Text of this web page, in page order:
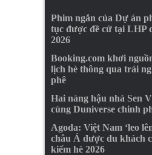
Phim ngắn của Dự án
tục được đề cử tại LHP
2026
Booking.com khơi
lịch hè thông qua trải
phê
Hai nàng hậu nhà Sen
cùng Duniverse chinh
Agoda: Việt Nam ‘leo
châu Á được du khách
kiếm hè 2026